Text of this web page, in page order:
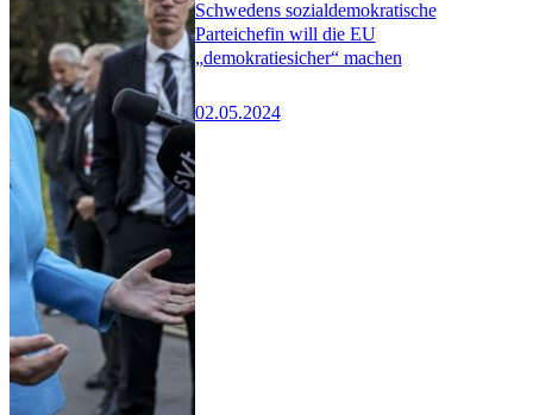
Schwedens sozialdemokratische
Parteichefin will die EU
„demokratiesicher“ machen
02.05.2024